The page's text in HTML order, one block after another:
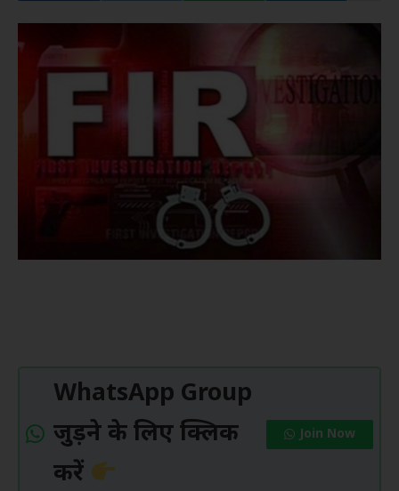
WhatsApp Group
जुड़ने के लिए क्लिक
करें
Join Now